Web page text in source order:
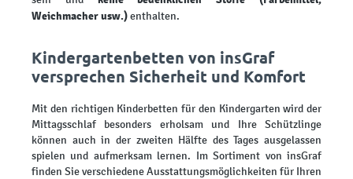
Weichmacher usw.)enthalten.
Kindergartenbetten von insGraf
versprechen Sicherheit und Komfort
Mit den richtigen Kinderbetten für den Kindergarten wird der
Mittagsschlaf besonders erholsam und Ihre Schützlinge
können auch in der zweiten Hälfte des Tages ausgelassen
spielen und aufmerksam lernen. Im Sortiment von insGraf
finden Sie verschiedene Ausstattungsmöglichkeiten für Ihren